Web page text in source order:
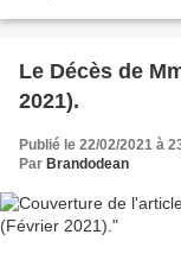
Le Décès de
2021).
Publié le 22/02/2021 à
Par Brandodean